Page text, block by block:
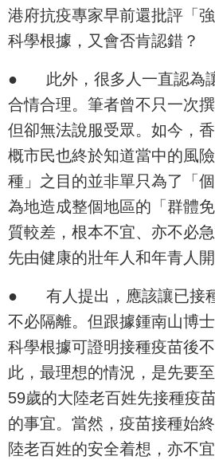
港府抗疫專家早前還批評「
科學根據，又會否肯認錯？
●
此外，很多人一直認為
合情合理。筆者曾不只一次
但卻無法說服受眾。如今，
概市民也終於知道當中的風
種」之目的並非單只為了「
為地造成整個地區的「群體
質較差，根本不宜、亦不必
先由健康的壯年人和年青人
●
有人提出，應該讓已接
不必隔離。但跟據鍾南山博
科學根據可證明接種疫苗後
此，最理想的情況，是先要
59歲的大陸老百姓先接種疫
的事宜。當然，疫苗接種始
陸老百姓的安全着想，亦不